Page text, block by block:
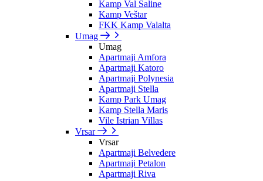
Kamp Val Saline
Kamp Veštar
FKK Kamp Valalta
Umag
Umag
Apartmaji Amfora
Apartmaji Katoro
Apartmaji Polynesia
Apartmaji Stella
Kamp Park Umag
Kamp Stella Maris
Vile Istrian Villas
Vrsar
Vrsar
Apartmaji Belvedere
Apartmaji Petalon
Apartmaji Riva